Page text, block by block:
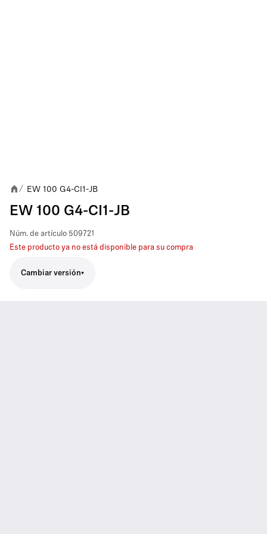
/ EW 100 G4-CI1-JB
EW 100 G4-CI1-JB
Núm. de artículo 509721
Este producto ya no está disponible para su compra
Cambiar versión